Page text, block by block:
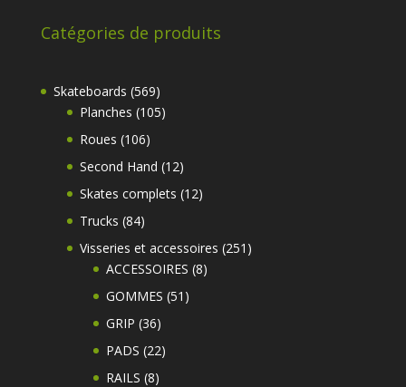
Catégories de produits
Skateboards 569569
produits
Planches 105105
Roues 106106
produits
Second Hand 1212
produits
Skates complets 1212
Trucks 8484
produits
Visseries et accessoires 251 251
ACCESSOIRES 88
GOMMES 51 51
GRIP 3636
produits
PADS 2222
RAILS 88